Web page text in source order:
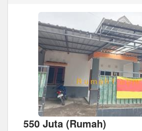
550 Juta (Rumah)